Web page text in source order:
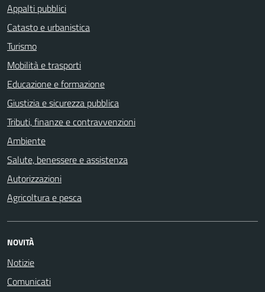
Appalti pubblici
Catasto e urbanistica
Turismo
Mobilità e trasporti
Educazione e formazione
Giustizia e sicurezza pubblica
Tributi, finanze e contravvenzioni
Ambiente
Salute, benessere e assistenza
Autorizzazioni
Agricoltura e pesca
NOVITÀ
Notizie
Comunicati